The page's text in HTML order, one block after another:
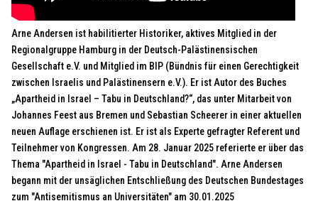
Arne Andersen ist habilitierter Historiker, aktives Mitglied in der
Regionalgruppe Hamburg in der Deutsch-Palästinensischen
Gesellschaft e.V. und Mitglied im BIP (Bündnis für einen Gerechtigkeit
zwischen Israelis und Palästinensern e.V.). Er ist Autor des Buches
„Apartheid in Israel – Tabu in Deutschland?“, das unter Mitarbeit von
Johannes Feest aus Bremen und Sebastian Scheerer in einer aktuellen
neuen Auflage erschienen ist. Er ist als Experte gefragter Referent und
Teilnehmer von Kongressen. Am 28. Januar 2025 referierte er über das
Thema "Apartheid in Israel - Tabu in Deutschland". Arne Andersen
begann mit der unsäglichen Entschließung des Deutschen Bundestages
zum "Antisemitismus an Universitäten" am 30.01.2025